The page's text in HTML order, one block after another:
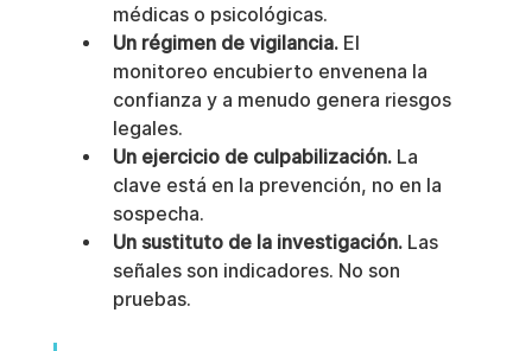
médicas o psicológicas.
Un régimen de vigilancia. El
monitoreo encubierto envenena la
confianza y a menudo genera riesgos
legales.
Un ejercicio de culpabilización. La
clave está en la prevención, no en la
sospecha.
Un sustituto de la investigación. Las
señales son indicadores. No son
pruebas.